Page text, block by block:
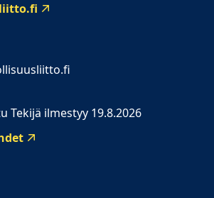
Tekijä ilmestyy 19.8.2026